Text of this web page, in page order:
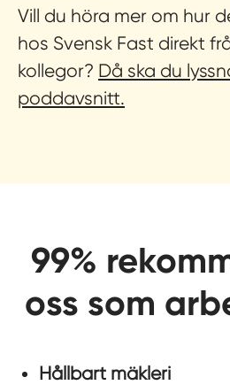
Vill du höra mer om hur
hos Svensk Fast direkt
kollegor? Då ska du
poddavsnitt.
99%
oss som
Hållbart mäkleri